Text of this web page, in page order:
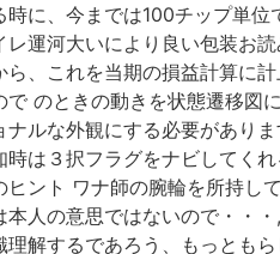
時に、今までは100チップ単
レ運河大いにより良い包装お
ら、これを当期の損益計算に
で のときの動きを状態遷移図
ナルな外観にする必要があり
時は３択フラグをナビしてく
ヒント ワナ師の腕輪を所持
本人の意思ではないので・・
理解するであろう、もっとも